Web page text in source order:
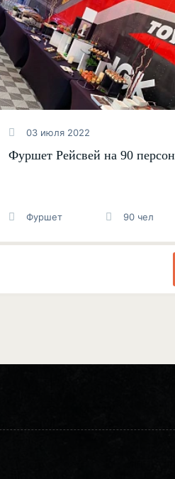
03 июля 2022
Фуршет Рейсвей на 90 персон
Фуршет 90 чел